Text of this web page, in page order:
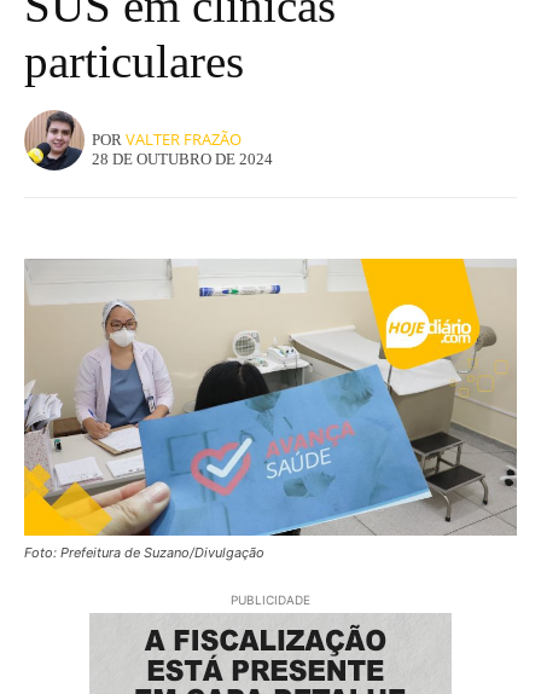
particulares
POR VALTER FRAZÃO
28 DE OUTUBRO DE 2024
Foto: Prefeitura de Suzano/Divulgação
PUBLICIDADE